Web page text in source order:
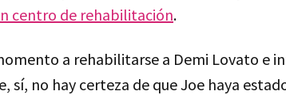
centro de rehabilitación.
a rehabilitarse a Demi Lovato e
sí, no hay certeza de que Joe haya